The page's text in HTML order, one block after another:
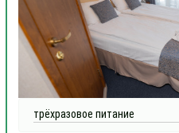
трёхразовое питание